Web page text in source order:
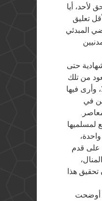
لأحد، أيا
تعليق
المبدئي
حتى
من تلك
وأرى فيها
في
لمسلميها
على قدم
تحقيق هذا
أوضحت